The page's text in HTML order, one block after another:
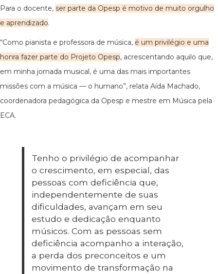
Para o docente, ser parte da Opesp é motivo de muito orgulho
e aprendizado.
“Como pianista e professora de música, é um privilégio e uma
honra fazer parte do Projeto Opesp, acrescentando aquilo que,
em minha jornada musical, é uma das mais importantes
missões com a música — o humano”, relata Aída Machado,
coordenadora pedagógica da Opesp e mestre em Música pela
ECA.
Tenho o privilégio de acompanhar
o crescimento, em especial, das
pessoas com deficiência que,
independentemente de suas
dificuldades, avançam em seu
estudo e dedicação enquanto
músicos. Com as pessoas sem
deficiência acompanho a interação,
a perda dos preconceitos e um
movimento de transformação na